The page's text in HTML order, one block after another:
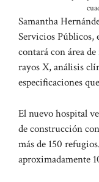
Samantha
Servicios Públicos,
contará con área
rayos X, análisis
especificaciones
El nuevo hospital
de construcción
más de 150
aproximadamente